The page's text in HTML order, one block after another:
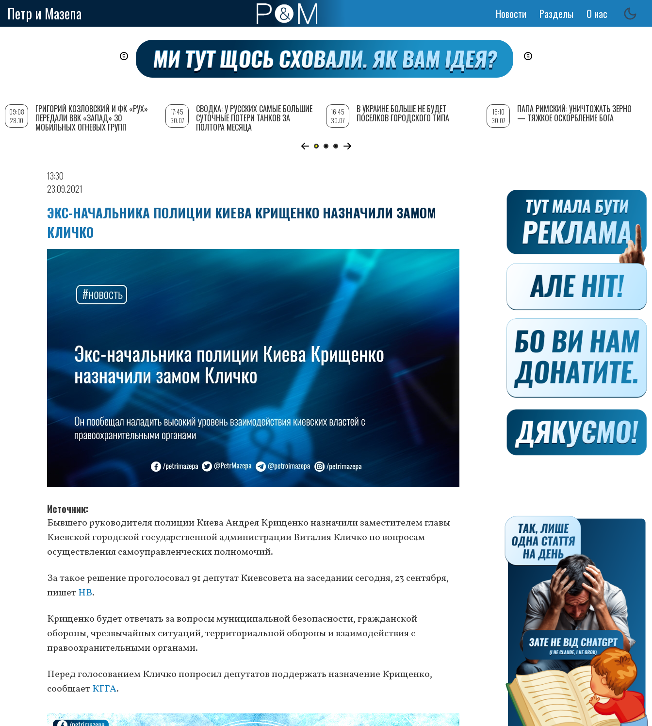
Петр и Мазепа
Основная
Новости Разделы О нас
13:30
23.09.2021
ЭКС-НАЧАЛЬНИКА ПОЛИЦИИ КИЕВА КРИЩЕНКО НАЗНАЧИЛИ ЗАМОМ
КЛИЧКО
Источник
Бывшего руководителя полиции Киева Андрея Крищенко назначили заместителем главы
Киевской городской государственной администрации Виталия Кличко по вопросам
осуществления самоуправленческих полномочий.
За такое решение проголосовал 91 депутат Киевсовета на заседании сегодня, 23 сентября,
пишетНВ.
Крищенко будет отвечать за вопросы муниципальной безопасности, гражданской
обороны, чрезвычайных ситуаций, территориальной обороны и взаимодействия с
правоохранительными органами.
Перед голосованием Кличко попросил депутатов поддержать назначение Крищенко,
сообщаетКГГА.
09:08
28.10
ГРИГОРИЙ КОЗЛОВСКИЙ И ФК «РУХ»
ПЕРЕДАЛИ ВВК «ЗАПАД» 30
МОБИЛЬНЫХ ОГНЕВЫХ ГРУПП
17:45
30.07
СВОДКА: У РУССКИХ САМЫЕ БОЛЬШИЕ
СУТОЧНЫЕ ПОТЕРИ ТАНКОВ ЗА
ПОЛТОРА МЕСЯЦА
16:45
30.07
В УКРАИНЕ БОЛЬШЕ НЕ БУДЕТ
ПОСЕЛКОВ ГОРОДСКОГО ТИПА
15:10
30.07
ПАПА РИМСКИЙ: УНИЧТОЖАТЬ ЗЕРНО
— ТЯЖКОЕ ОСКОРБЛЕНИЕ БОГА